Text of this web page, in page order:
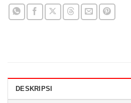
DESKRIPSI